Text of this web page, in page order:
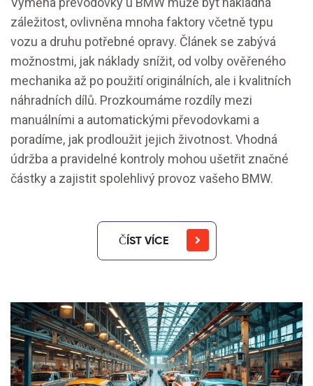
záležitost, ovlivněna mnoha faktory včetně typu
vozu a druhu potřebné opravy. Článek se zabývá
možnostmi, jak náklady snížit, od volby ověřeného
mechanika až po použití originálních, ale i kvalitních
náhradních dílů. Prozkoumáme rozdíly mezi
manuálními a automatickými převodovkami a
poradíme, jak prodloužit jejich životnost. Vhodná
údržba a pravidelné kontroly mohou ušetřit značné
částky a zajistit spolehlivý provoz vašeho BMW.
ČÍST VÍCE